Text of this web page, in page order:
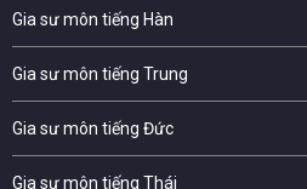
Gia sư môn tiếng Hàn
Gia sư môn tiếng Trung
Gia sư môn tiếng Đức
Gia sư môn tiếng Thái